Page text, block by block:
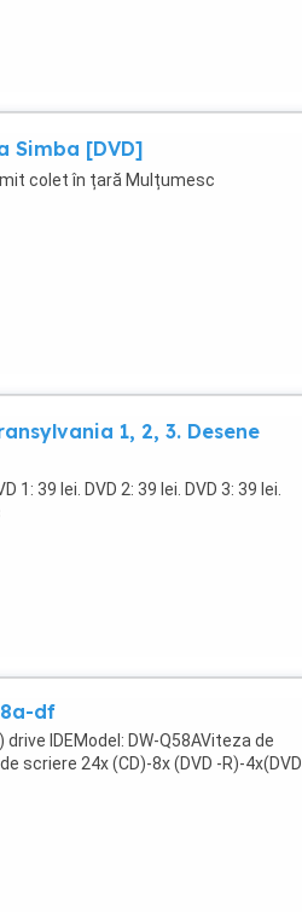
Simba [DVD]
colet în țară Mulțumesc
1, 2, 3. Desene
1: 39 lei. DVD 2: 39 lei. DVD 3: 39 lei.
df
drive IDEModel: DW-Q58AViteza de
scriere 24x (CD)-8x (DVD -R)-4x(DVD